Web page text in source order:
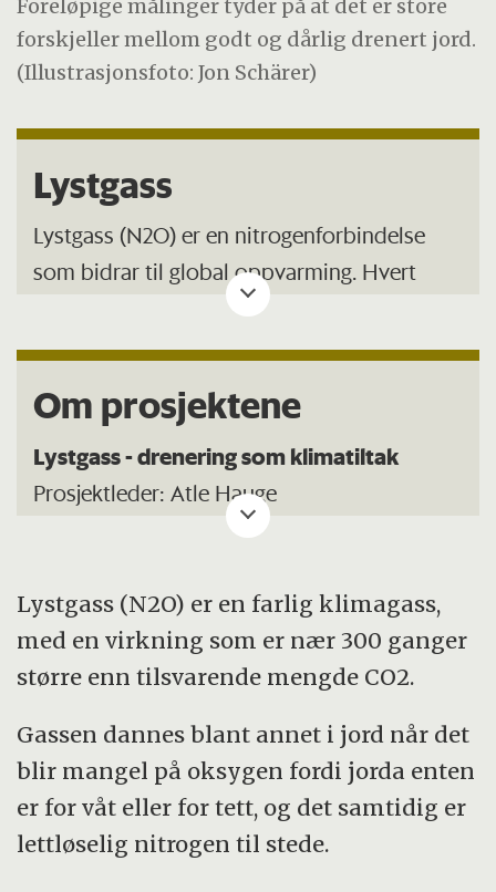
Foreløpige målinger tyder på at det er store
forskjeller mellom godt og dårlig drenert jord.
(Illustrasjonsfoto: Jon Schärer)
Lystgass
Lystgass (N2O) er en nitrogenforbindelse
som bidrar til global oppvarming. Hvert
lystgassmolekyl har samme
oppvarmingseffekt som 296 molekyl CO2
nitrogenforbindelser i jord og lagret
husdyrgjødsel under oksygenfattige forhold.
utslipp av lystgass.
Ved nitratlekkasje til overflate- og
omdannet til lystgass. Slik lekkasje oppstår
når tilførslene er større enn det
vegetasjonen kan ta opp, og ved erosjon.
Om prosjektene
Lystgass - drenering som klimatiltak
Prosjektleder: Atle Hauge
Formål: Kartlegge og informere om
lystgassutslipp under norske forhold.
Modellfylker Møre og Romsdal og Vestfold.
Samarbeidspartnere: UMB, Fylkesmannen i
Nordvest.
Finansiering: Statens Landbruksforvaltning
(SLF)
Lystgass (N2O) er en farlig klimagass,
med en virkning som er nær 300 ganger
større enn tilsvarende mengde CO2.
Gassen dannes blant annet i jord når det
blir mangel på oksygen fordi jorda enten
er for våt eller for tett, og det samtidig er
lettløselig nitrogen til stede.